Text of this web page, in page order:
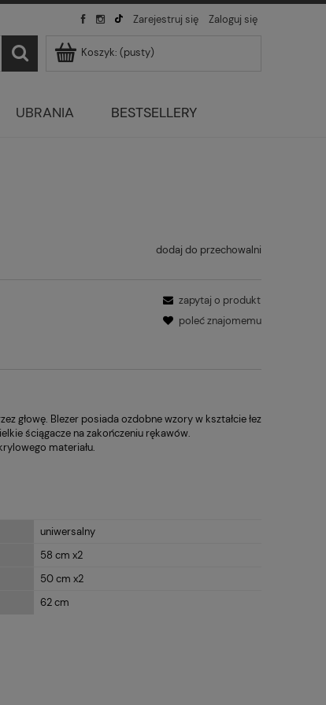
Zarejestruj się Zaloguj się
Koszyk: (pusty)
UBRANIA BESTSELLERY
dodaj do przechowalni
zapytaj o produkt
poleć znajomemu
głowę. Blezer posiada ozdobne wzory w kształcie łez
ściągacze na zakończeniu rękawów.
materiału.
uniwersalny
58 cm x2
50 cm x2
62 cm